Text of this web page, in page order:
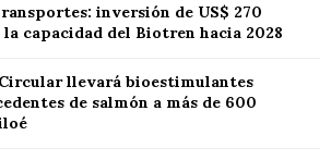
inversión de US$ 270
capacidad del Biotren hacia 2028
llevará bioestimulantes
de salmón a más de 600